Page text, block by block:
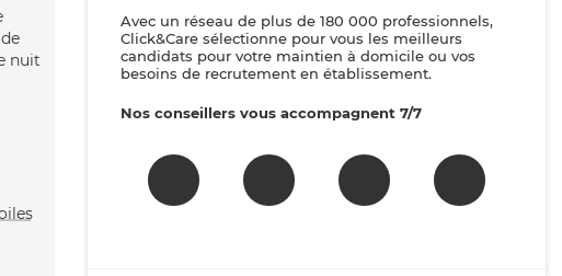
nuit
Avec un réseau de plus de 180 000 professionnels,
Click&Care sélectionne pour vous les meilleurs
candidats pour votre maintien à domicile ou vos
besoins de recrutement en établissement.
Nos conseillers vous accompagnent 7/7